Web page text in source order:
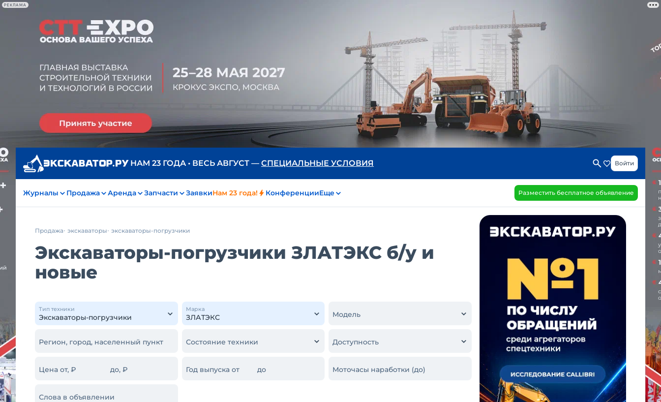
РЕКЛАМА
НАМ 23 ГОДА • ВЕСЬ АВГУСТ — СПЕЦИАЛЬНЫЕ УСЛОВИЯ Войти
Журналы Продажа Аренда Запчасти ЗаявкиНам 23 года! КонференцииЕще Разместить бесплатное объявление
Продажа экскаваторы экскаваторы-погрузчики
Экскаваторы-погрузчики ЗЛАТЭКС б/у и
новые
Тип техники Марка
Модель
Регион, город, населенный пункт Состояние техники Доступность
Цена от, ₽ до, ₽ Год выпуска от до Моточасы наработки (до)
Слова в объявлении